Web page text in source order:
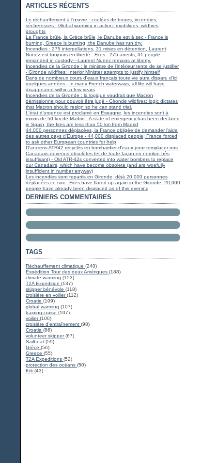
ARTICLES RÉCENTS
Le réchauffement à l'œuvre : coulées de boues, incendies,
sécheresses - Global warming in action: mudslides, wildfires,
droughts
La France brûle, la Grèce brûle, le Danube est à sec - France is
burning, Greece is burning, the Danube has run dry.
Incendies : 275 interpellations, 31 mises en détention, Laurent
Nunez est toujours en liberté - Fires : 275 arrests, 31 people
remanded in custody—Laurent Nunez remains at liberty.
Incendies de la Gironde : le ministre de l'intérieur tente de se justifier
- Gironde wildfires: Interior Minister attempts to justify himself
Dans de nombreux cours d'eaux français toute vie aura disparu d'ici
quelques années - In many French waterways, all life will have
disappeared within a few years
Incendies de la Gironde : la logique voudrait que Macron
démissionne pour pouvoir être jugé - Gironde wildfires: logic dictates
that Macron should resign so he can stand trial.
L'état d'urgence est proclamé en Espagne, les incendies sont à
moins de 50 km de Madrid - A state of emergency has been declared
in Spain; the fires are less than 50 km from Madrid
44.000 personnes déplacées, la France obligée de demander l'aide
des autres pays d'Europe - 44,000 displaced people; France forced
to ask other European countries for help
D'anciens ATR42 recyclés en bombardier d'eaux pour remplacer nos
Canadairs devenus obsolètes (et de toute façon en nombre très
insuffisant) - Old ATR-42s converted into water bombers to replace
our Canadairs, which have become obsolete (and are woefully
insufficient in number anyway)
Les incendies sont repartis en Gironde, déjà 20.000 personnes
déplacées ce soir - Fires have flared up again in the Gironde; 20,000
people have already been displaced as of this evening
DERNIERS COMMENTAIRES
TAGS
Réchauffement climatique (240)
Expédition Tour des deux Amériques (188)
climate warming (153)
T2A Expedition (137)
skipper bénévole (118)
croisière en voilier(112)
Croatie (109)
global warming (107)
training cruise (107)
voilier(100)
croisière d'entraînement (98)
Croatia (86)
volunteer skipper(67)
Sailboat (59)
Grèce (56)
Greece (55)
T2A Expeditions (52)
protection des océans (50)
Krk (43)